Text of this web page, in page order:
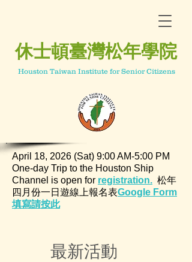
休士頓臺灣松年學院
Houston Taiwan Institute for Senior Citizens
April 18, 2026 (Sat) 9:00 AM-5:00 PM
One-day Trip to the Houston Ship
Channel is open for registration. 松年
四月份一日遊線上報名表Google Form
填寫請按此
最新活動